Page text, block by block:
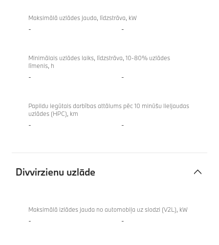
Maksimālā uzlādes jauda, līdzstrāva, kW
- -
Minimālais uzlādes laiks, līdzstrāva, 10-80% uzlādes
līmenis, h
- -
Papildu iegūtais darbības attālums pēc 10 minūšu lieljaudas
uzlādes (HPC), km
- -
Divvirzienu uzlāde
uzlādeMaksimālā izlādes jauda no automobiļa uz slodzi (V2L), kW
- -